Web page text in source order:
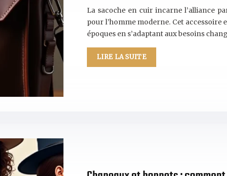
La sacoche en cuir incarne l’alliance
pour l’homme moderne. Cet accessoire
époques en s’adaptant aux besoins
LIRE LA SUITE